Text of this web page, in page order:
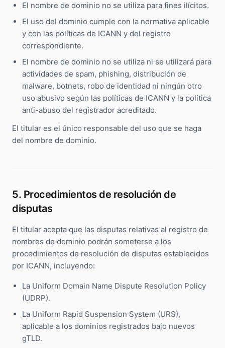
El nombre de dominio no se utiliza para fines ilícitos.
El uso del dominio cumple con la normativa aplicable
y con las políticas de ICANN y del registro
correspondiente.
El nombre de dominio no se utiliza ni se utilizará para
actividades de spam, phishing, distribución de
malware, botnets, robo de identidad ni ningún otro
uso abusivo según las políticas de ICANN y la política
anti-abuso del registrador acreditado.
El titular es el único responsable del uso que se haga
del nombre de dominio.
5. Procedimientos de resolución de
disputas
El titular acepta que las disputas relativas al registro de
nombres de dominio podrán someterse a los
procedimientos de resolución de disputas establecidos
por ICANN, incluyendo:
La Uniform Domain Name Dispute Resolution Policy
(UDRP).
La Uniform Rapid Suspension System (URS),
aplicable a los dominios registrados bajo nuevos
gTLD.